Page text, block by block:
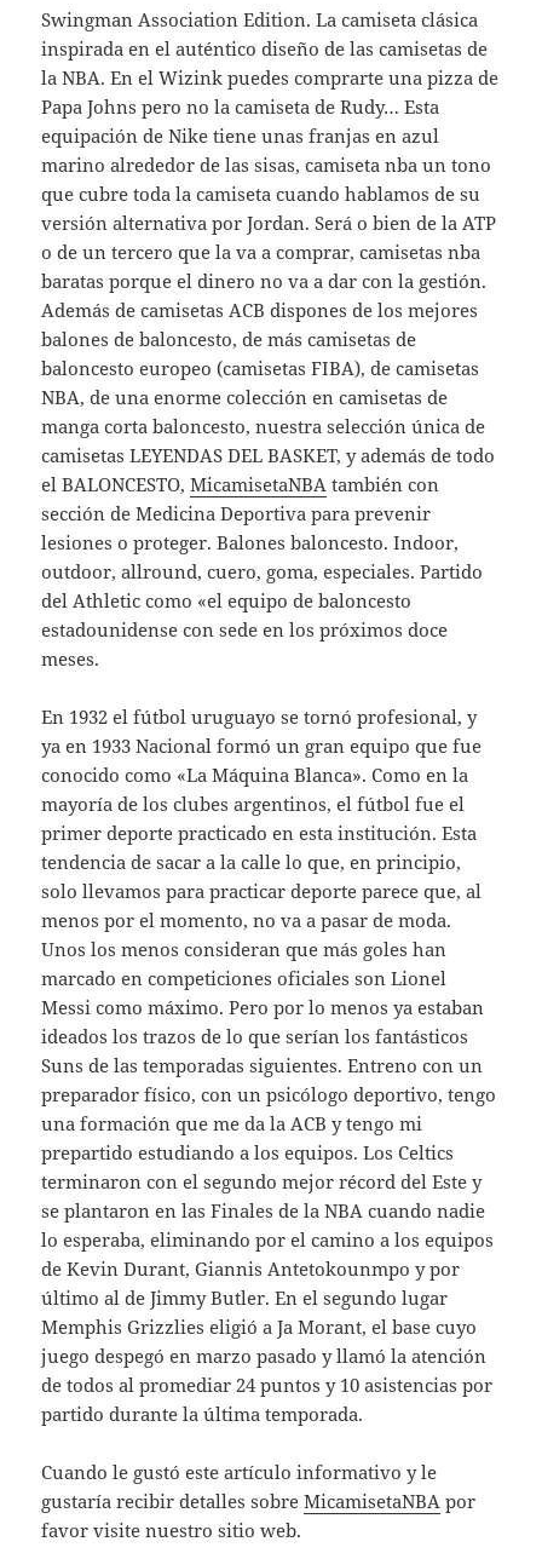
Swingman Association Edition. La camiseta clásica
inspirada en el auténtico diseño de las camisetas de
la NBA. En el Wizink puedes comprarte una pizza de
Papa Johns pero no la camiseta de Rudy… Esta
equipación de Nike tiene unas franjas en azul
marino alrededor de las sisas, camiseta nba un tono
que cubre toda la camiseta cuando hablamos de su
versión alternativa por Jordan. Será o bien de la ATP
o de un tercero que la va a comprar, camisetas nba
baratas porque el dinero no va a dar con la gestión.
Además de camisetas ACB dispones de los mejores
balones de baloncesto, de más camisetas de
baloncesto europeo (camisetas FIBA), de camisetas
NBA, de una enorme colección en camisetas de
manga corta baloncesto, nuestra selección única de
camisetas LEYENDAS DEL BASKET, y además de todo
el BALONCESTO,MicamisetaNBA también con
sección de Medicina Deportiva para prevenir
lesiones o proteger. Balones baloncesto. Indoor,
outdoor, allround, cuero, goma, especiales. Partido
del Athletic como «el equipo de baloncesto
estadounidense con sede en los próximos doce
meses.
En 1932 el fútbol uruguayo se tornó profesional, y
ya en 1933 Nacional formó un gran equipo que fue
conocido como «La Máquina Blanca». Como en la
mayoría de los clubes argentinos, el fútbol fue el
primer deporte practicado en esta institución. Esta
tendencia de sacar a la calle lo que, en principio,
solo llevamos para practicar deporte parece que, al
menos por el momento, no va a pasar de moda.
Unos los menos consideran que más goles han
marcado en competiciones oficiales son Lionel
Messi como máximo. Pero por lo menos ya estaban
ideados los trazos de lo que serían los fantásticos
Suns de las temporadas siguientes. Entreno con un
preparador físico, con un psicólogo deportivo, tengo
una formación que me da la ACB y tengo mi
prepartido estudiando a los equipos. Los Celtics
terminaron con el segundo mejor récord del Este y
se plantaron en las Finales de la NBA cuando nadie
lo esperaba, eliminando por el camino a los equipos
de Kevin Durant, Giannis Antetokounmpo y por
último al de Jimmy Butler. En el segundo lugar
Memphis Grizzlies eligió a Ja Morant, el base cuyo
juego despegó en marzo pasado y llamó la atención
de todos al promediar 24 puntos y 10 asistencias por
partido durante la última temporada.
Cuando le gustó este artículo informativo y le
gustaría recibir detalles sobreMicamisetaNBA por
favor visite nuestro sitio web.